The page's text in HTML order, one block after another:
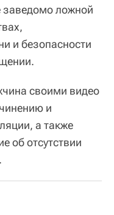
заведомо ложной
и безопасности
своими видео
и
а также
об отсутствии